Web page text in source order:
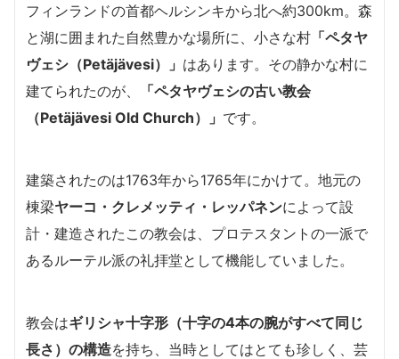
フィンランドの首都ヘルシンキから北へ約300km。森
と湖に囲まれた自然豊かな場所に、小さな村 「ペタヤ
ヴェシ（Petäjävesi）」 はあります。その静かな村に
建てられたのが、
「ペタヤヴェシの古い教会
（Petäjävesi Old Church）」 です。
建築されたのは1763年から1765年にかけて。地元の
棟梁ヤーコ・クレメッティ・レッパネンによって設
計・建造されたこの教会は、プロテスタントの一派で
あるルーテル派の礼拝堂として機能していました。
教会はギリシャ十字形（十字の4本の腕がすべて同じ
長さ）の構造を持ち、当時としてはとても珍しく、芸